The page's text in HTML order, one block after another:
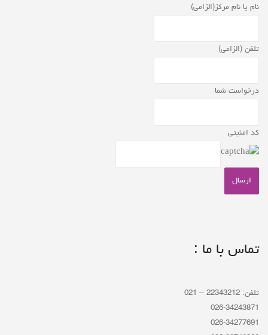
نام یا نام مرکز(الزامی)
تلفن (الزامی)
درخواست شما
کد امنیتی
تماس با ما :
تلفن: 22343212 – 021
026-34243871
026-34277691